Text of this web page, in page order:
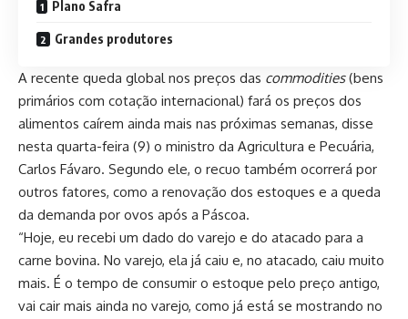
Plano Safra
Grandes produtores
A recente queda global nos preços das commodities(bens
primários com cotação internacional) fará os preços dos
alimentos caírem ainda mais nas próximas semanas, disse
nesta quarta-feira (9) o ministro da Agricultura e Pecuária,
Carlos Fávaro. Segundo ele, o recuo também ocorrerá por
outros fatores, como a renovação dos estoques e a queda
da demanda por ovos após a Páscoa.
“Hoje, eu recebi um dado do varejo e do atacado para a
carne bovina. No varejo, ela já caiu e, no atacado, caiu muito
mais. É o tempo de consumir o estoque pelo preço antigo,
vai cair mais ainda no varejo, como já está se mostrando no